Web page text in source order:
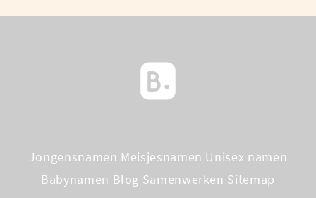
Jongensnamen Meisjesnamen Unisex namen
Babynamen Blog Samenwerken Sitemap